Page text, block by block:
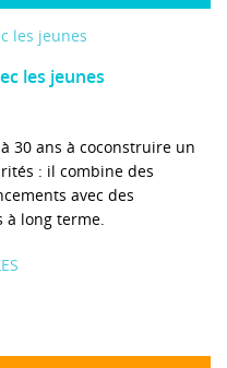
les jeunes
30 ans à coconstruire un
: il combine des
avec des
à long terme.